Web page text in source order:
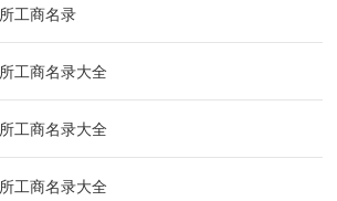
工商名录
工商名录大全
工商名录大全
工商名录大全